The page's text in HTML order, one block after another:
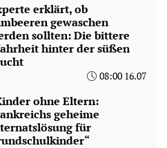
erklärt, ob
gewaschen
sollten: Die bittere
hinter der süßen
08:00 16.07
ohne Eltern:
geheime
für